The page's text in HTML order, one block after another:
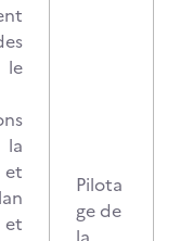
le
la
et
Pilota
ge de